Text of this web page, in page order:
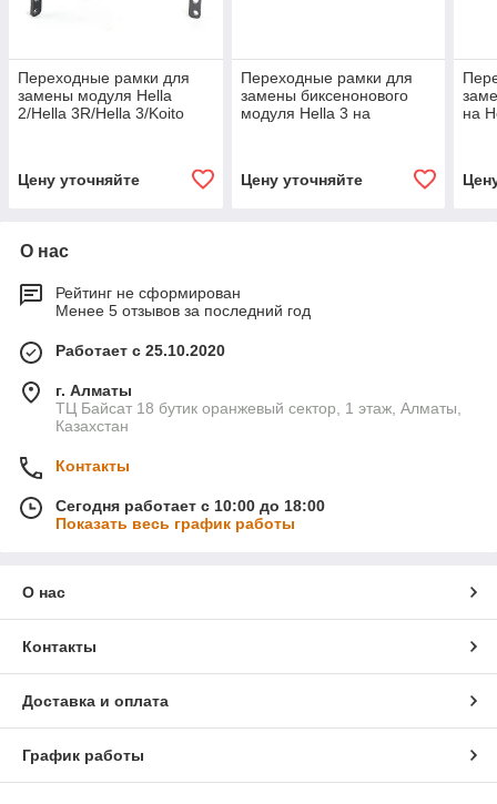
Переходные рамки для
замены модуля Hella
2/Hella 3R/Hella 3/Koito
Цену уточняйте
Переходные рамки для
замены биксенонового
модуля Hella 3 на
Цену уточняйте
на
О нас
Рейтинг не сформирован
Менее 5 отзывов за последний год
Работает с 25.10.2020
г. Алматы
ТЦ Байсат 18 бутик оранжевый сектор, 1 этаж, Алматы,
Казахстан
Контакты
Сегодня работает с 10:00 до 18:00
Показать весь график работы
О нас
Контакты
Доставка и оплата
График работы